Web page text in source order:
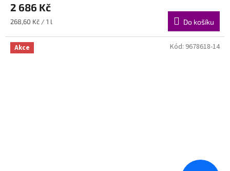
2 686 Kč
Měrná
268,60 Kč / 1 l Do košíku
Akce Kód: 9678618-14